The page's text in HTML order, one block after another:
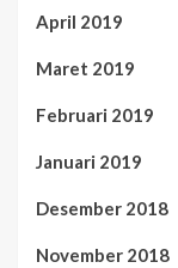
April 2019
Maret 2019
Februari 2019
Januari 2019
Desember 2018
November 2018